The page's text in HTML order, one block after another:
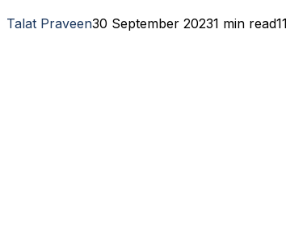
Talat Praveen30 September 20231 min read11